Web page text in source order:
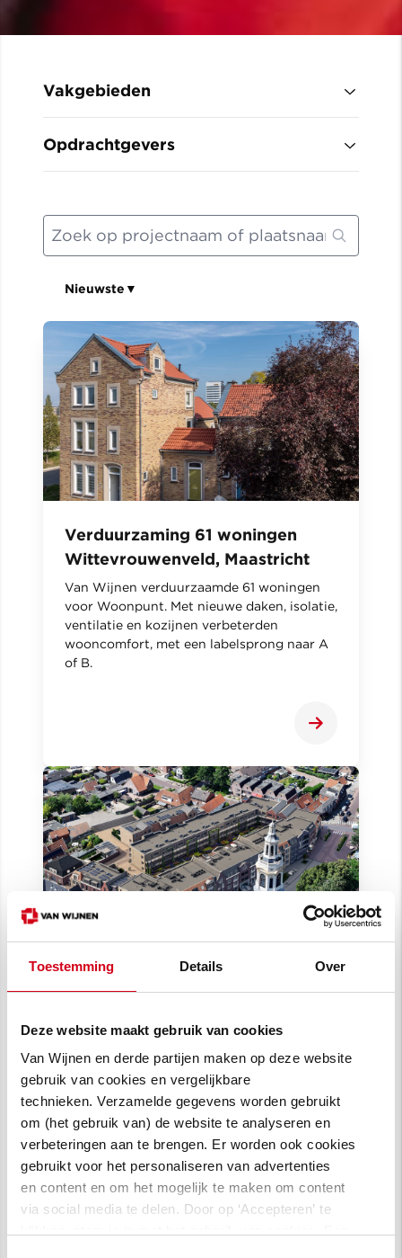
Toestemming Details Over
Deze website maakt gebruik van cookies
Van Wijnen en derde partijen maken op deze website
gebruik van cookies en vergelijkbare
technieken. Verzamelde gegevens worden gebruikt
om (het gebruik van) de website te analyseren en
verbeteringen aan te brengen. Er worden ook cookies
gebruikt voor het personaliseren van advertenties
en content en om het mogelijk te maken om content
via social media te delen. Door op ‘Accepteren’ te
Vakgebieden
Opdrachtgevers
Nieuwste ▼
Verduurzaming 61 woningen
Wittevrouwenveld, Maastricht
Van Wijnen verduurzaamde 61 woningen
voor Woonpunt. Met nieuwe daken, isolatie,
ventilatie en kozijnen verbeterden
wooncomfort, met een labelsprong naar A
of B.
Wonen bij de Toren: 104
Binnenstedelijke ontwikkeling van 104
woningen in het centrum van Nijkerk met
appartementen, stadswoningen en sociale
huur.